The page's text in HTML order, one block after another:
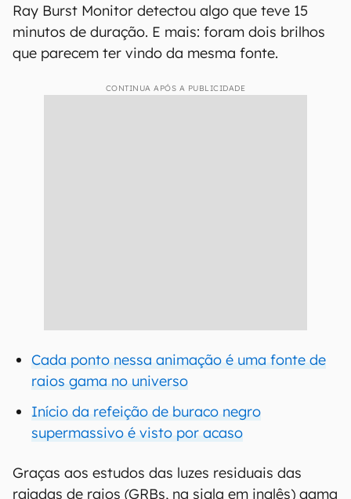
Ray Burst Monitor detectou algo que teve 15
minutos de duração. E mais: foram dois brilhos
que parecem ter vindo da mesma fonte.
CONTINUA APÓS A PUBLICIDADE
Cada ponto nessa animação é uma fonte de
raios gama no universo
Início da refeição de buraco negro
supermassivo é visto por acaso
Graças aos estudos das luzes residuais das
rajadas de raios (GRBs, na sigla em inglês) gama